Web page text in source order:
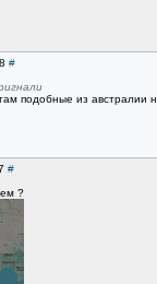
#
подобные из австралии
#
?